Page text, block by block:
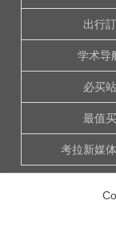
出行訂
学术导
必买站
最值买
考拉新媒